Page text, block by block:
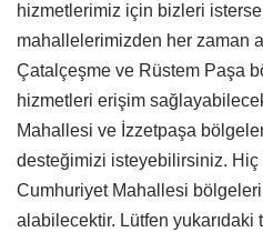
hizmetlerimiz için bizleri
mahallelerimizden her zaman
Çatalçeşme ve Rüstem Paşa
hizmetleri erişim
Mahallesi ve İzzetpaşa
desteğimizi isteyebilirsiniz.
Cumhuriyet Mahallesi
alabilecektir. Lütfen